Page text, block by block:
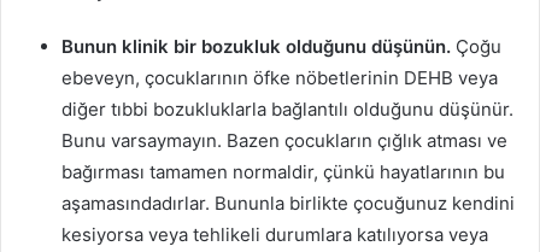
Bunun klinik bir bozukluk olduğunu düşünün. Çoğu
ebeveyn, çocuklarının öfke nöbetlerinin DEHB veya
diğer tıbbi bozukluklarla bağlantılı olduğunu düşünür.
Bunu varsaymayın. Bazen çocukların çığlık atması ve
bağırması tamamen normaldir, çünkü hayatlarının bu
aşamasındadırlar. Bununla birlikte çocuğunuz kendini
kesiyorsa veya tehlikeli durumlara katılıyorsa veya